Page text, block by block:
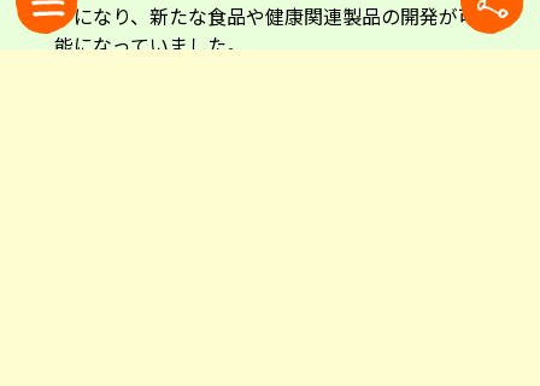
うになり、新たな食品や健康関連製品の開発が可
能になっていました。